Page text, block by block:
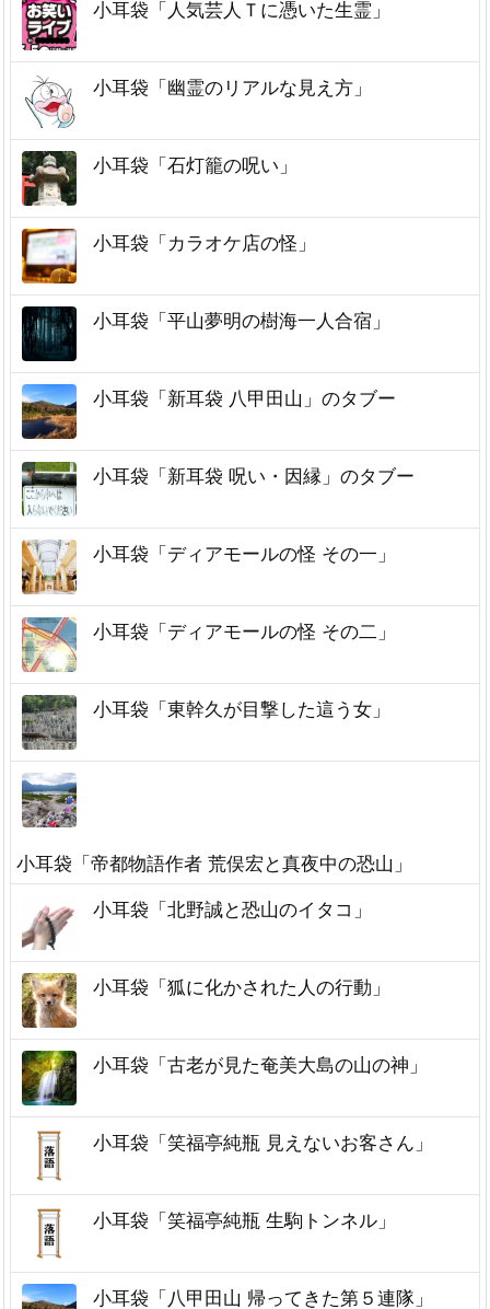
小耳袋「人気芸人Ｔに憑いた生霊」
小耳袋「幽霊のリアルな見え方」
小耳袋「石灯籠の呪い」
小耳袋「カラオケ店の怪」
小耳袋「平山夢明の樹海一人合宿」
小耳袋「新耳袋 八甲田山」のタブー
小耳袋「新耳袋 呪い・因縁」のタブー
小耳袋「ディアモールの怪 その一」
小耳袋「ディアモールの怪 その二」
小耳袋「東幹久が目撃した這う女」
小耳袋「帝都物語作者 荒俣宏と真夜中の恐山」
小耳袋「北野誠と恐山のイタコ」
小耳袋「狐に化かされた人の行動」
小耳袋「古老が見た奄美大島の山の神」
小耳袋「笑福亭純瓶 見えないお客さん」
小耳袋「笑福亭純瓶 生駒トンネル」
小耳袋「八甲田山 帰ってきた第５連隊」